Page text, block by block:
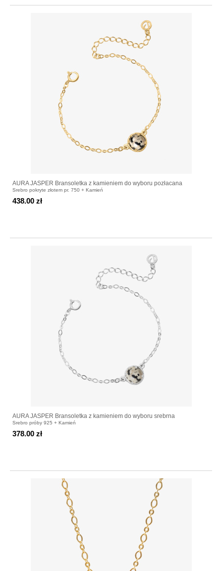
AURA JASPER Bransoletka z kamieniem do wyboru pozłacana
Srebro pokryte złotem pr. 750 + Kamień
438.00 zł
AURA JASPER Bransoletka z kamieniem do wyboru srebrna
Srebro próby 925 + Kamień
378.00 zł